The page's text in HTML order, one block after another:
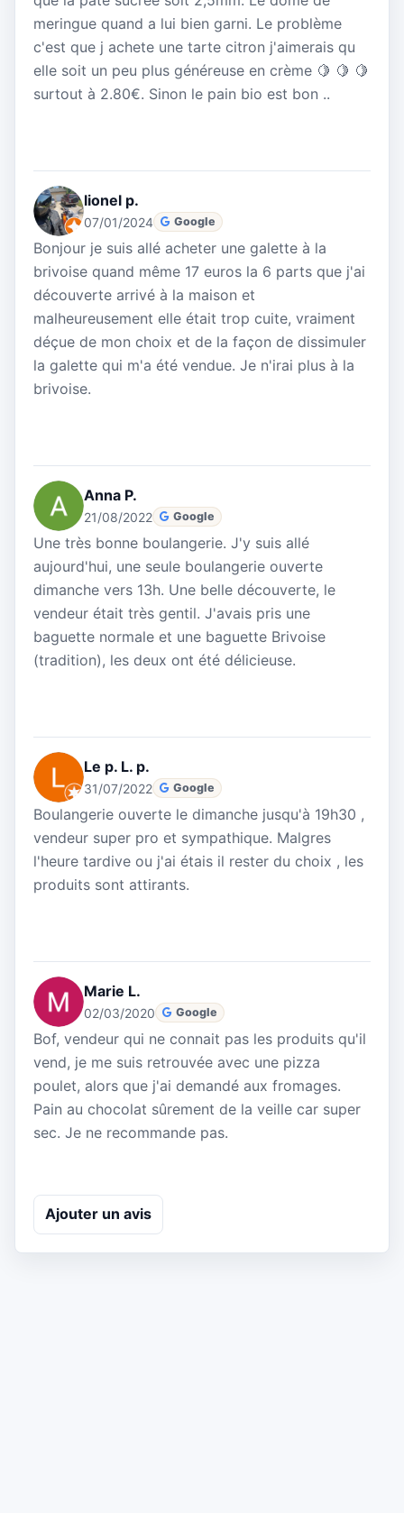
meringue quand a lui bien garni. Le problème
c'est que j achete une tarte citron j'aimerais qu
elle soit un peu plus généreuse en crème 🍋 🍋 🍋
surtout à 2.80€. Sinon le pain bio est bon ..
lionel p.
07/01/2024 Google
Bonjour je suis allé acheter une galette à la
brivoise quand même 17 euros la 6 parts que j'ai
découverte arrivé à la maison et
malheureusement elle était trop cuite, vraiment
déçue de mon choix et de la façon de dissimuler
la galette qui m'a été vendue. Je n'irai plus à la
brivoise.
Anna P.
21/08/2022 Google
Une très bonne boulangerie. J'y suis allé
aujourd'hui, une seule boulangerie ouverte
dimanche vers 13h. Une belle découverte, le
vendeur était très gentil. J'avais pris une
baguette normale et une baguette Brivoise
(tradition), les deux ont été délicieuse.
Le p. L. p.
31/07/2022 Google
Boulangerie ouverte le dimanche jusqu'à 19h30 ,
vendeur super pro et sympathique. Malgres
l'heure tardive ou j'ai étais il rester du choix , les
produits sont attirants.
Marie L.
02/03/2020 Google
Bof, vendeur qui ne connait pas les produits qu'il
vend, je me suis retrouvée avec une pizza
poulet, alors que j'ai demandé aux fromages.
Pain au chocolat sûrement de la veille car super
sec. Je ne recommande pas.
Ajouter un avis